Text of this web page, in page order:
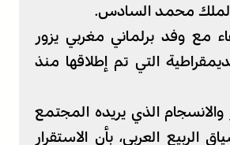
الملك محمد السادس.
مع وفد برلماني مغربي يزور
التي تم إطلاقها منذ
والانسجام الذي يريده المجتمع
العربي، بأن الاستقرار